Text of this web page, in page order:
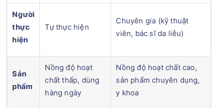
Người
thực
hiện
Tự thực hiện
Chuyên gia (kỹ thuật
viên, bác sĩ da liễu)
Sản
phẩm
Nồng độ hoạt
chất thấp, dùng
hàng ngày
Nồng độ hoạt chất cao,
sản phẩm chuyên dụng,
y khoa